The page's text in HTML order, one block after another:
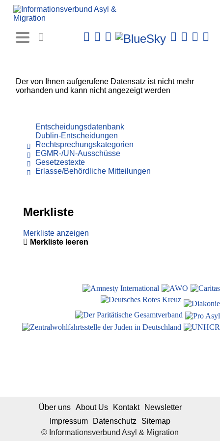
Der von Ihnen aufgerufene Datensatz ist nicht mehr
vorhanden und kann nicht angezeigt werden
Entscheidungsdatenbank
Dublin-Entscheidungen
Rechtsprechungskategorien
EGMR-/UN-Ausschüsse
Gesetzestexte
Erlasse/Behördliche Mitteilungen
Merkliste
Merkliste anzeigen
Merkliste leeren
© Informationsverbund Asyl & Migration
Über uns About Us Kontakt
Newsletter
Impressum
Datenschutz Sitemap